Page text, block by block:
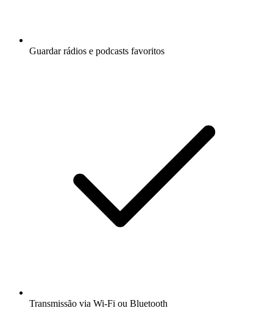
Guardar rádios e podcasts favoritos
Transmissão via Wi-Fi ou Bluetooth